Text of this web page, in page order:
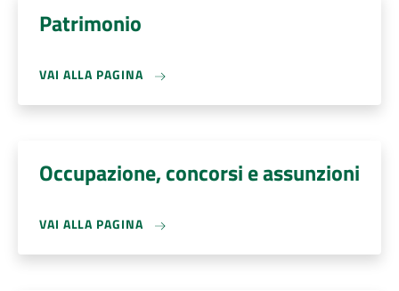
Patrimonio
VAI ALLA PAGINA
Occupazione, concorsi e assunzioni
VAI ALLA PAGINA